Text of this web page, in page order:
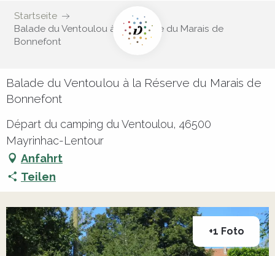
Startseite
Balade du Ventoulou à la Réserve du Marais de
Bonnefont
Balade du Ventoulou à la Réserve du Marais de
Bonnefont
Départ du camping du Ventoulou, 46500
Mayrinhac-Lentour
Anfahrt
Teilen
+1 Foto